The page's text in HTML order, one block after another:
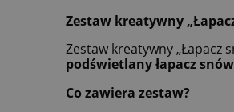
Zestaw kreatywny
Zestaw kreatywny „Łapacz
podświetlany łapacz snów
Co zawiera zestaw?